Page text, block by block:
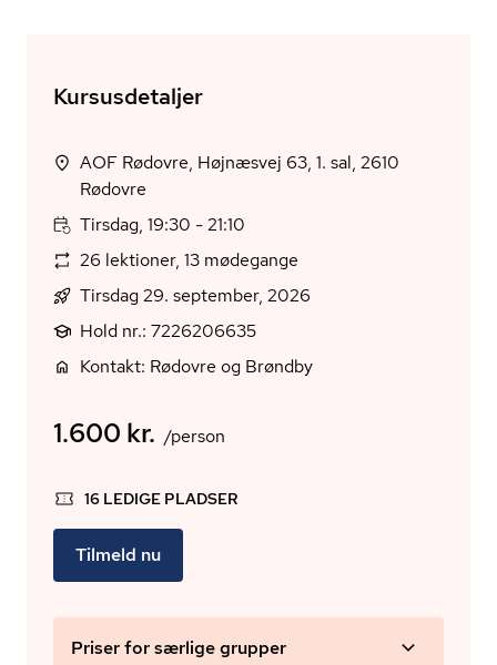
Kursusdetaljer
AOF Rødovre, Højnæsvej 63, 1. sal, 2610
Rødovre
Tirsdag, 19:30 - 21:10
26 lektioner, 13 mødegange
Tirsdag 29. september, 2026
Hold nr.: 7226206635
Kontakt: Rødovre og Brøndby
1.600 kr. /person
16 LEDIGE PLADSER
Tilmeld nu
Priser for særlige grupper